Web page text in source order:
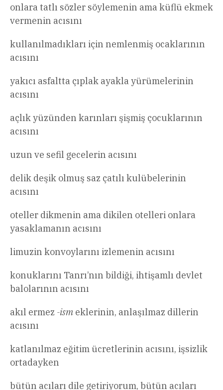
onlara tatlı sözler söylemenin ama küflü ekmek
vermenin acısını
kullanılmadıkları için nemlenmiş ocaklarının
acısını
yakıcı asfaltta çıplak ayakla yürümelerinin
acısını
açlık yüzünden karınları şişmiş çocuklarının
acısını
uzun ve sefil gecelerin acısını
delik deşik olmuş saz çatılı kulübelerinin
acısını
oteller dikmenin ama dikilen otelleri onlara
yasaklamanın acısını
limuzin konvoylarını izlemenin acısını
konuklarını Tanrı’nın bildiği, ihtişamlı devlet
balolarının acısını
akıl ermez -ism eklerinin, anlaşılmaz dillerin
acısını
katlanılmaz eğitim ücretlerinin acısını, işsizlik
ortadayken
bütün acıları dile getiriyorum, bütün acıları